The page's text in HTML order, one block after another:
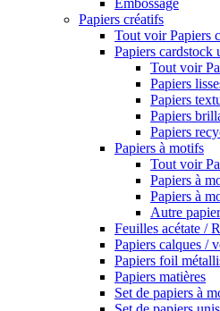
Embossage
Papiers créatifs
Tout voir Papiers
Papiers cardstock
Tout voir
Papiers
Papiers
Papiers
Papiers
Papiers à motifs
Tout voir
Papiers à
Papiers à
Autre
Feuilles acétate /
Papiers calques /
Papiers foil
Papiers matières
Set de papiers à